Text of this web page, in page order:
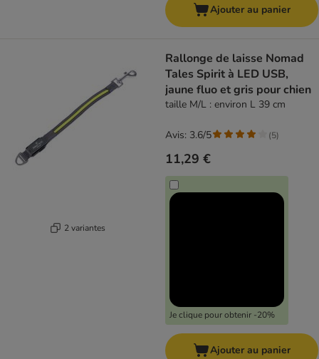
Ajouter au panier
2 variantes
Rallonge de laisse Nomad
Tales Spirit à LED USB,
jaune fluo et gris pour chien
taille M/L : environ L 39 cm
11,29 €
Je clique pour obtenir -20%
Avis: 3.6/5 (5)
Ajouter au panier